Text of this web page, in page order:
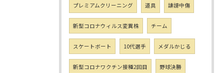
プレミアムクリーニング 道具 誹謗中傷
新型コロナウィルス変異株 チーム
スケートボート 10代選手 メダルかじる
新型コロナワクチン接種2回目 野球決勝